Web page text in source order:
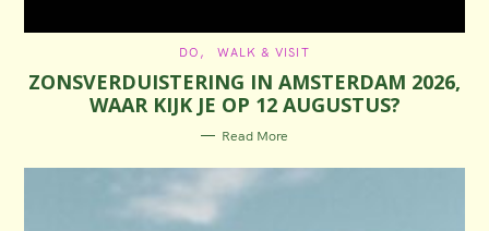
C
T
E
G
R
I
S
DO WALK & VISIT
ZONSVERDUISTERING IN AMSTERDAM 2026,
WAAR KIJK JE OP 12 AUGUSTUS?
Read More